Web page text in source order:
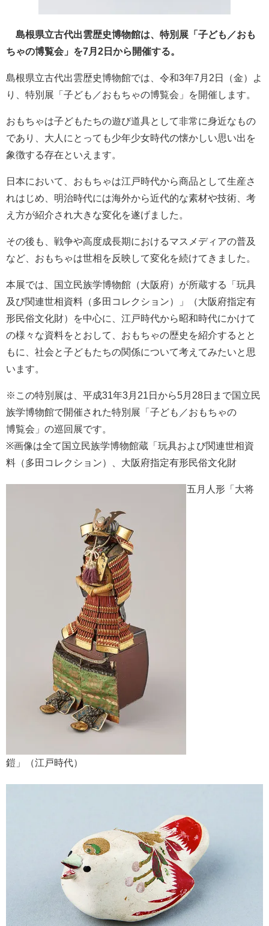
島根県立古代出雲歴史博物館は、特別展「子ども／おも
ちゃの博覧会」を7月2日から開催する。
島根県立古代出雲歴史博物館では、令和3年7月2日（金）よ
り、特別展「子ども／おもちゃの博覧会」を開催します。
おもちゃは子どもたちの遊び道具として非常に身近なもの
であり、大人にとっても少年少女時代の懐かしい思い出を
象徴する存在といえます。
日本において、おもちゃは江戸時代から商品として生産さ
れはじめ、明治時代には海外から近代的な素材や技術、考
え方が紹介され大きな変化を遂げました。
その後も、戦争や高度成長期におけるマスメディアの普及
など、おもちゃは世相を反映して変化を続けてきました。
本展では、国立民族学博物館（大阪府）が所蔵する「玩具
及び関連世相資料（多田コレクション）」（大阪府指定有
形民俗文化財）を中心に、江戸時代から昭和時代にかけて
の様々な資料をとおして、おもちゃの歴史を紹介するとと
もに、社会と子どもたちの関係について考えてみたいと思
います。
※この特別展は、平成31年3月21日から5月28日まで国立民
族学博物館で開催された特別展「子ども／おもちゃの
博覧会」の巡回展です。
※画像は全て国立民族学博物館蔵「玩具および関連世相資
料（多田コレクション）、大阪府指定有形民俗文化財
五月人形「大将
鎧」（江戸時代）